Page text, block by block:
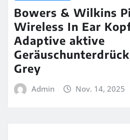
Bowers & Wilkins
Wireless In Ear
Adaptive aktive
Grey
Admin Nov. 14, 2025